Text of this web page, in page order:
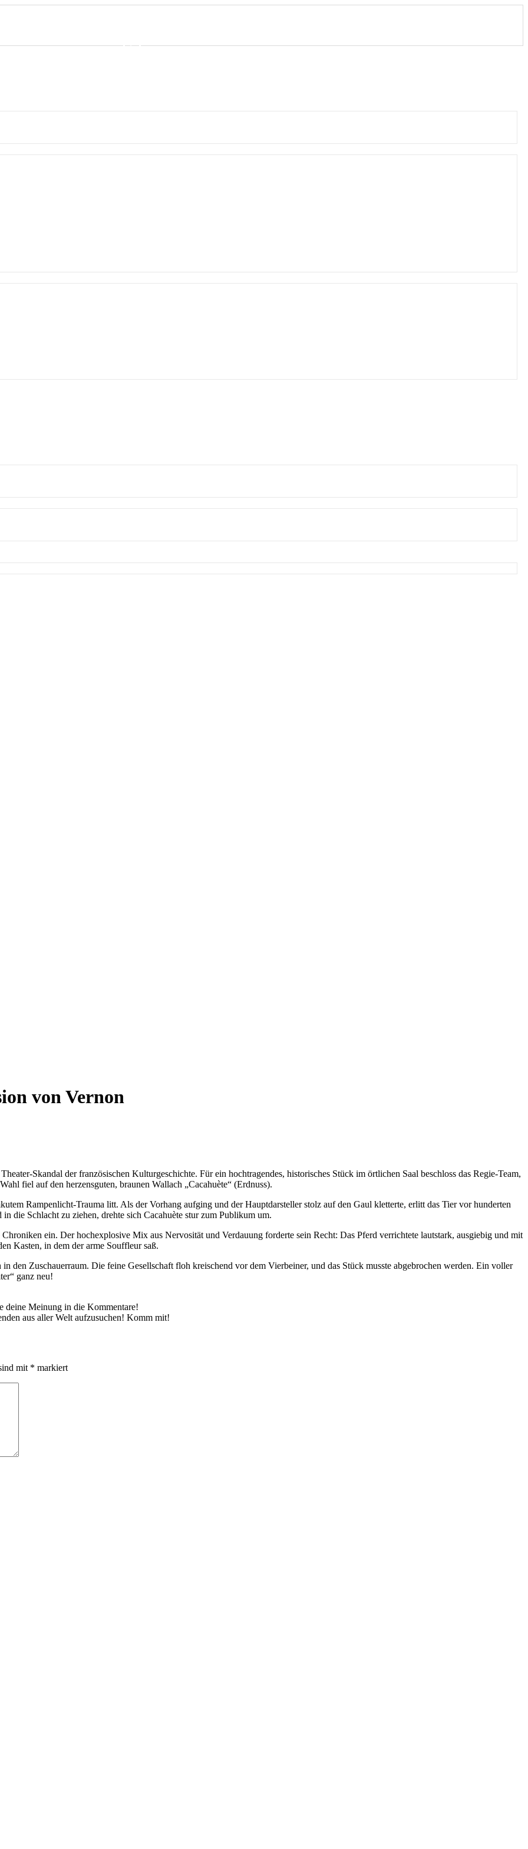
Schneider dem Basilisken den Blick raubte
Geisterjagd im Jungfrauenturm von Tallinn
niemals eine Baustelle weniger haben darf
Sünden-Radar von Riga
und düsterer Geheimnisse
den Umzug verweigerte
Greis heimlich zwischen Tallinn und Riga?
Leichnams aus Caen
Einzigartige Motive für Landschafts- und Naturfotografen
des Leibhaftigen
Saint-Cado
Volk sein Parlament mit bloßen Händen schützte
von Vernon
Skandal der französischen Kulturgeschichte. Für ein hochtragendes, historisches Stück im örtlichen Saal beschloss das Regie-Team,
fiel auf den herzensguten, braunen Wallach „Cacahuète“ (Erdnuss).
Rampenlicht-Trauma litt. Als der Vorhang aufging und der Hauptdarsteller stolz auf den Gaul kletterte, erlitt das Tier vor hunderten
die Schlacht zu ziehen, drehte sich Cacahuète stur zum Publikum um.
ein. Der hochexplosive Mix aus Nervosität und Verdauung forderte sein Recht: Das Pferd verrichtete lautstark, ausgiebig und mit
Kasten, in dem der arme Souffleur saß.
den Zuschauerraum. Die feine Gesellschaft floh kreischend vor dem Vierbeiner, und das Stück musste abgebrochen werden. Ein voller
ganz neu!
deine Meinung in die Kommentare!
aus aller Welt aufzusuchen! Komm mit!
mit * markiert